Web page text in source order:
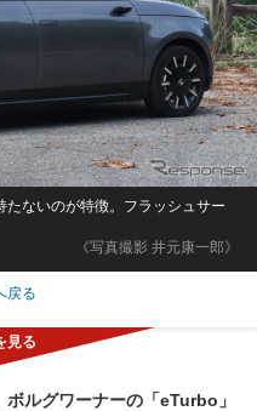
《写真撮影 井元康一郎》
ないのが特徴。フラッシュサー
戻る
ボルグワーナーの「eTurbo」